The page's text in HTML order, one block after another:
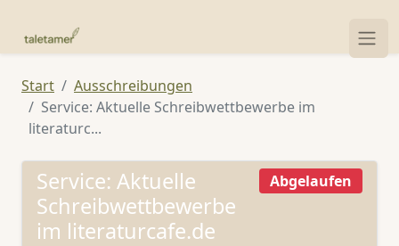
Start
Ausschreibungen
Service: Aktuelle Schreibwettbewerbe im
literaturc...
Service: Aktuelle
Schreibwettbewerbe
im literaturcafe.de
Abgelaufen